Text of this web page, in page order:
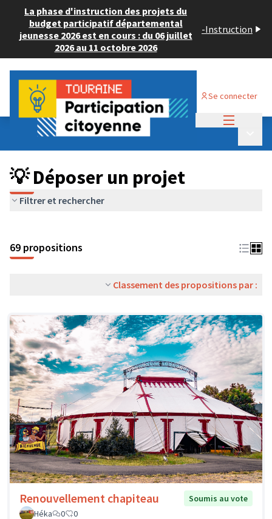
La phase d'instruction des projets du
budget participatif départemental
jeunesse 2026 est en cours : du 06 juillet
2026 au 11 octobre 2026
-Instruction
Se connecter
Budget Participatif ADULTE 2024
💡 Déposer un projet
💡 Déposer un projet
Filtrer et rechercher
69 propositions
Classement des propositions par :
Renouvellement chapiteau
Soumis au vote
Héka
0 0